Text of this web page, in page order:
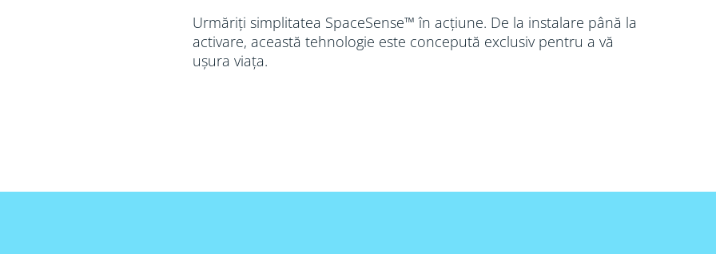
Urmăriți simplitatea SpaceSense™ în acțiune. De la instalare până la
activare, această tehnologie este concepută exclusiv pentru a vă
ușura viața.